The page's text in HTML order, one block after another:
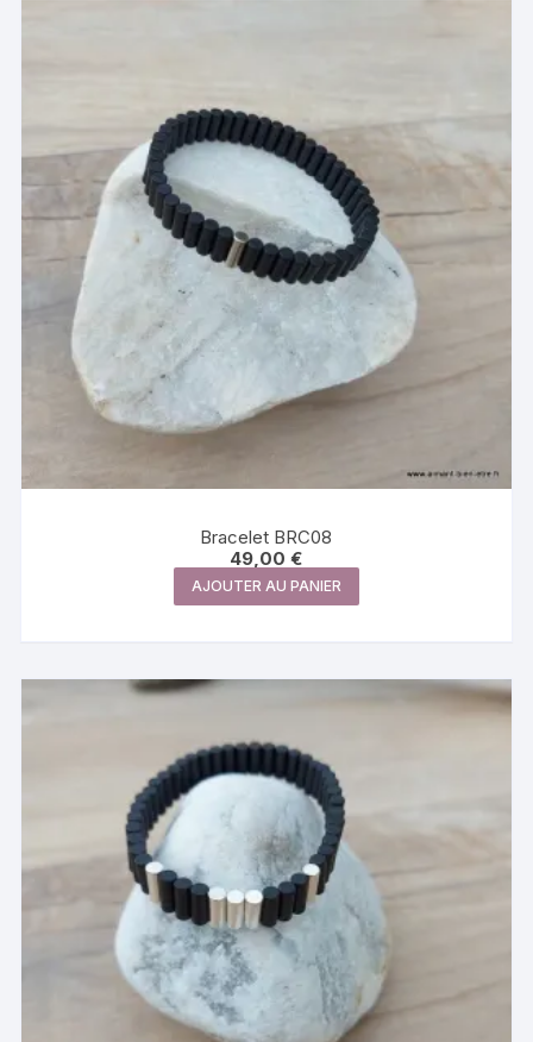
Bracelet BRC08
49,00€
AJOUTER AU PANIER